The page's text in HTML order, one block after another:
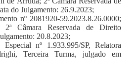
do Julgamento: 26.9.2023;
nº 2081920-59.2023.8.26.0000;
2ª Câmara Reservada de Direito
20.8.2023;
nº 1.933.995/SP, Relatora
Terceira Turma, julgado em